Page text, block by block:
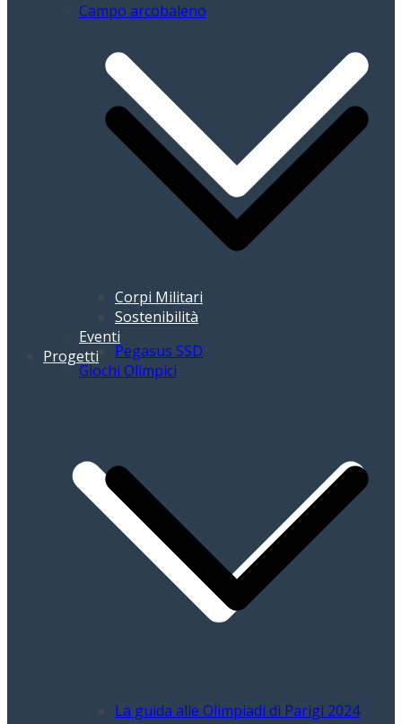
Corpi Militari
Sostenibilità
Eventi
Progetti
Campo arcobaleno
Pegasus SSD
Giochi Olimpici
La guida alle Olimpiadi di Parigi 2024